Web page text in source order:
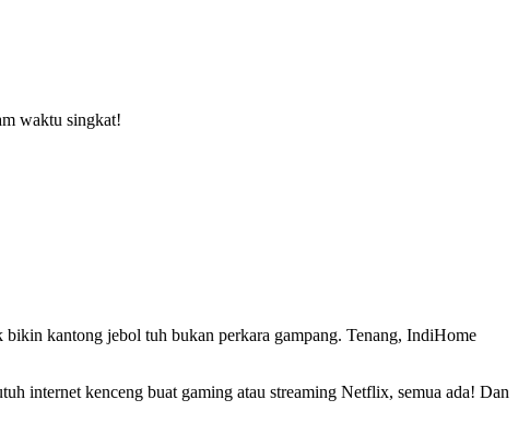
waktu singkat!
kantong jebol tuh bukan perkara gampang. Tenang, IndiHome
internet kenceng buat gaming atau streaming Netflix, semua ada! Dan